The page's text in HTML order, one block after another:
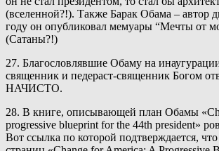
(вселенной?!). Также Барак Обама – автор
году он опубликовал мемуары “Мечты от
(Сатаны?!)
27. Благословлявшие Обаму на
священник и педераст-священник Богом
НАЧИСТО.
28. В книге, опиcывающей план Обамы
progressive blueprint for the 44th president»
Вот ссылка по которой подтверждается,